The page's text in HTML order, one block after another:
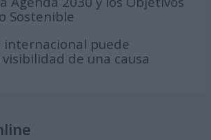
Sostenible
internacional puede
de una causa